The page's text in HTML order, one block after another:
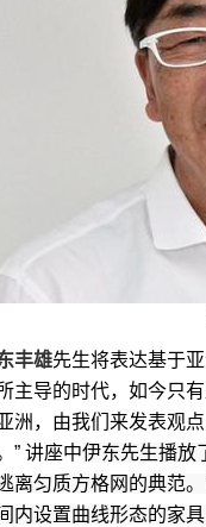
丰雄先生将表达基于
主导的时代，如今只
洲，由我们来发表观
” 讲座中伊东先生播放
离匀质方格网的典范
内设置曲线形态的家